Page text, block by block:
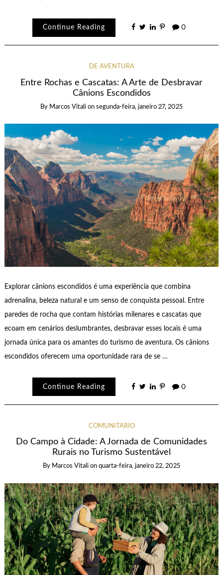
Continue Reading 0
DE AVENTURA
Entre Rochas e Cascatas: A Arte de Desbravar
Cânions Escondidos
By Marcos Vitali on segunda-feira, janeiro 27, 2025
Explorar cânions escondidos é uma experiência que combina
adrenalina, beleza natural e um senso de conquista pessoal. Entre
paredes de rocha que contam histórias milenares e cascatas que
ecoam em cenários deslumbrantes, desbravar esses locais é uma
jornada única para os amantes do turismo de aventura. Os cânions
escondidos oferecem uma oportunidade rara de se …
Continue Reading 0
COMUNITÁRIO
Do Campo à Cidade: A Jornada de Comunidades
Rurais no Turismo Sustentável
By Marcos Vitali on quarta-feira, janeiro 22, 2025